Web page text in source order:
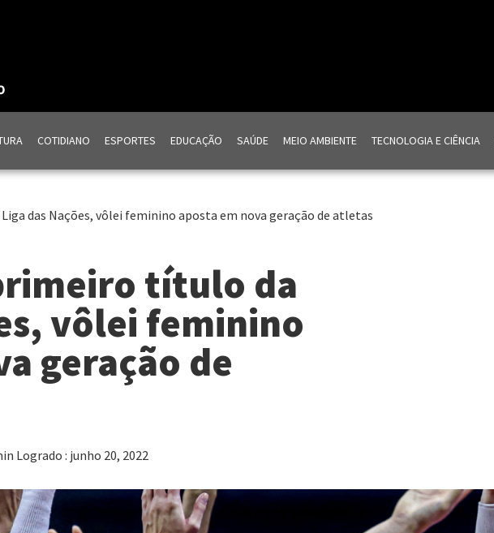
COTIDIANO ESPORTES EDUCAÇÃO SAÚDE MEIO AMBIENTE TECNOLOGIA E CIÊNCIA
das Nações, vôlei feminino aposta em nova geração de atletas
título da
vôlei feminino
geração de
Logrado : junho 20, 2022